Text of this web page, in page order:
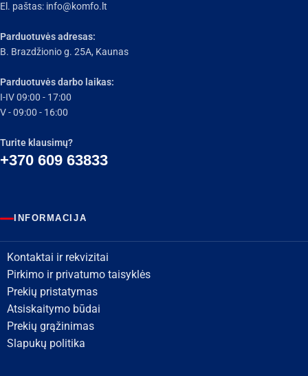
El. paštas: info@komfo.lt
Parduotuvės adresas:
B. Brazdžionio g. 25A, Kaunas
Parduotuvės darbo laikas:
I-IV 09:00 - 17:00
V - 09:00 - 16:00
Turite klausimų?
+370 609 63833
INFORMACIJA
Kontaktai ir rekvizitai
Pirkimo ir privatumo taisyklės
Prekių pristatymas
Atsiskaitymo būdai
Prekių grąžinimas
Slapukų politika